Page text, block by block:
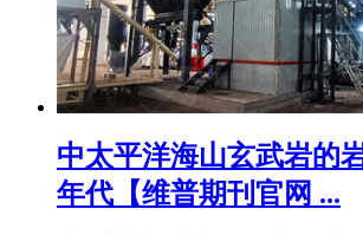
中太平洋海山玄武岩的
年代【维普期刊官网 ...